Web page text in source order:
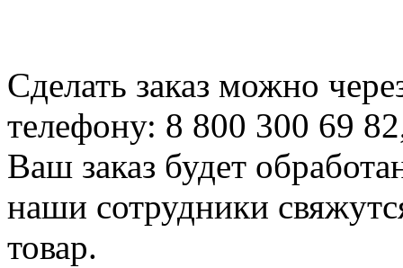
Сделать заказ можно
телефону: 8 800 300 69
Ваш заказ будет
наши сотрудники
товар.